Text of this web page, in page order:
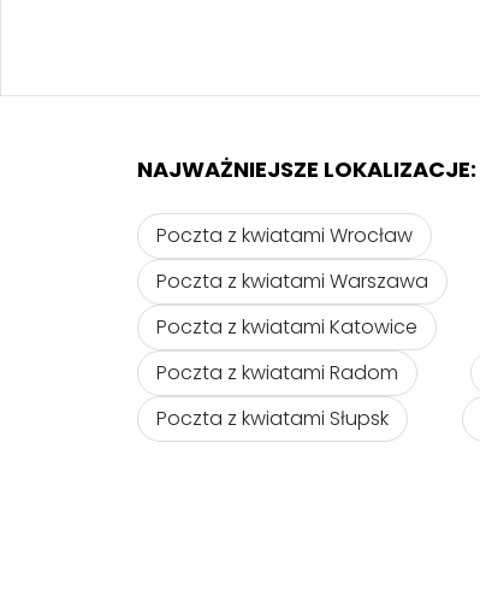
NAJWAŻNIEJSZE LOKALIZACJE:
Poczta z kwiatami Wrocław
Poczta z kwiatami Warszawa
Poczta z kwiatami Katowice
Poczta z kwiatami Radom
Poczta z kwiatami Słupsk